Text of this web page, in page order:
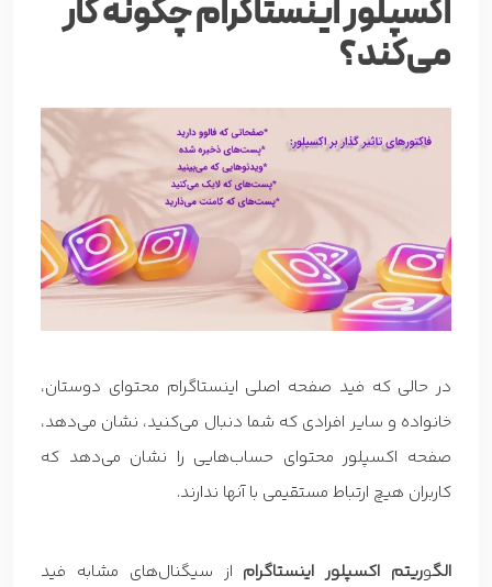
اکسپلور اینستاگرام چگونه کار
می‌کند؟
در حالی که فید صفحه اصلی اینستاگرام محتوای دوستان،
خانواده و سایر افرادی که شما دنبال می‌کنید، نشان می‌دهد،
صفحه اکسپلور محتوای حساب‌هایی را نشان می‌دهد که
کاربران هیچ ارتباط مستقیمی با آنها ندارند.
الگوریتم اکسپلور اینستاگرام از سیگنال‌های مشابه فید